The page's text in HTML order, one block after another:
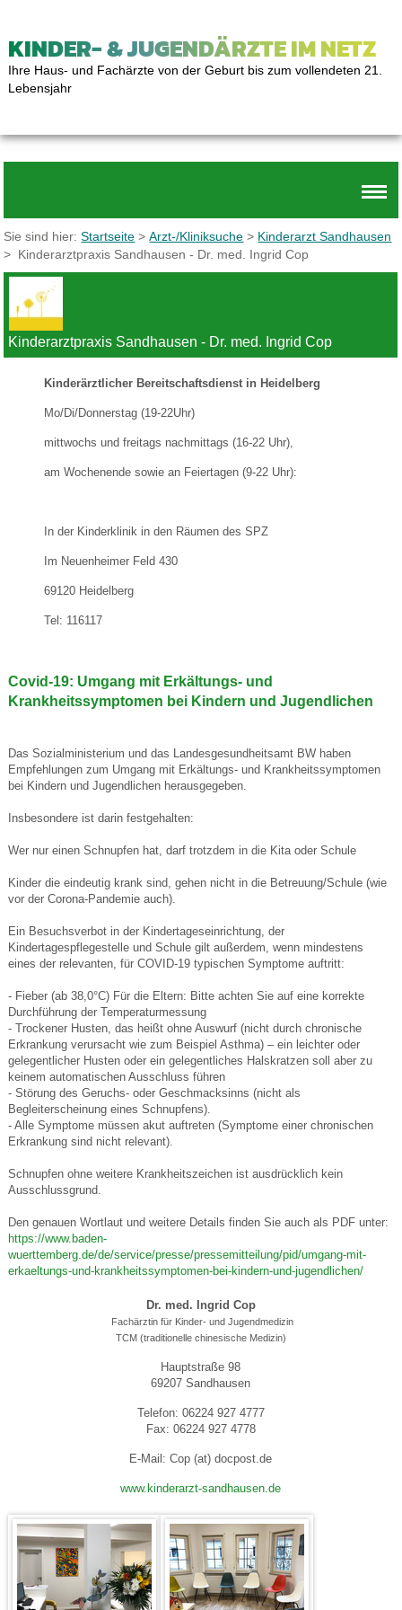
KINDER- & JUGENDÄRZTE IM NETZ
Ihre Haus- und Fachärzte von der Geburt bis zum vollendeten 21.
Lebensjahr
Sie sind hier:Startseite >Arzt-/Kliniksuche > Kinderarzt Sandhausen
> Kinderarztpraxis Sandhausen - Dr. med. Ingrid Cop
Kinderarztpraxis Sandhausen - Dr. med. Ingrid Cop
Kinderärztlicher Bereitschaftsdienst in Heidelberg
Mo/Di/Donnerstag (19-22Uhr)
mittwochs und freitags nachmittags (16-22 Uhr),
am Wochenende sowie an Feiertagen (9-22 Uhr):
In der Kinderklinik in den Räumen des SPZ
Im Neuenheimer Feld 430
69120 Heidelberg
Tel: 116117
Covid-19: Umgang mit Erkältungs- und
Krankheitssymptomen bei Kindern und Jugendlichen
Das Sozialministerium und das Landesgesundheitsamt BW haben
Empfehlungen zum Umgang mit Erkältungs- und Krankheitssymptomen
bei Kindern und Jugendlichen herausgegeben.
Insbesondere ist darin festgehalten:
Wer nur einen Schnupfen hat, darf trotzdem in die Kita oder Schule
Kinder die eindeutig krank sind, gehen nicht in die Betreuung/Schule (wie
vor der Corona-Pandemie auch).
Ein Besuchsverbot in der Kindertageseinrichtung, der
Kindertagespflegestelle und Schule gilt außerdem, wenn mindestens
eines der relevanten, für COVID-19 typischen Symptome auftritt:
- Fieber (ab 38,0°C) Für die Eltern: Bitte achten Sie auf eine korrekte
Durchführung der Temperaturmessung
- Trockener Husten, das heißt ohne Auswurf (nicht durch chronische
Erkrankung verursacht wie zum Beispiel Asthma) – ein leichter oder
gelegentlicher Husten oder ein gelegentliches Halskratzen soll aber zu
keinem automatischen Ausschluss führen
- Störung des Geruchs- oder Geschmacksinns (nicht als
Begleiterscheinung eines Schnupfens).
- Alle Symptome müssen akut auftreten (Symptome einer chronischen
Erkrankung sind nicht relevant).
Schnupfen ohne weitere Krankheitszeichen ist ausdrücklich kein
Ausschlussgrund.
Den genauen Wortlaut und weitere Details finden Sie auch als PDF unter:
https://www.baden-
wuerttemberg.de/de/service/presse/pressemitteilung/pid/umgang-mit-
erkaeltungs-und-krankheitssymptomen-bei-kindern-und-jugendlichen/
Dr. med. Ingrid Cop
Fachärztin für Kinder- und Jugendmedizin
TCM (traditionelle chinesische Medizin)
Hauptstraße 98
69207 Sandhausen
Telefon: 06224 927 4777
Fax: 06224 927 4778
E-Mail: Cop (at) docpost.de
www.kinderarzt-sandhausen.de